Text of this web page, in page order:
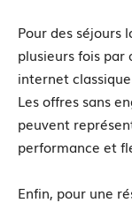
Pour des séjours
plusieurs fois par
internet
Les offres sans
peuvent
performance et
Enfin, pour une